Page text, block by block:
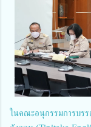
ในคณะอนุกรรมการบรร